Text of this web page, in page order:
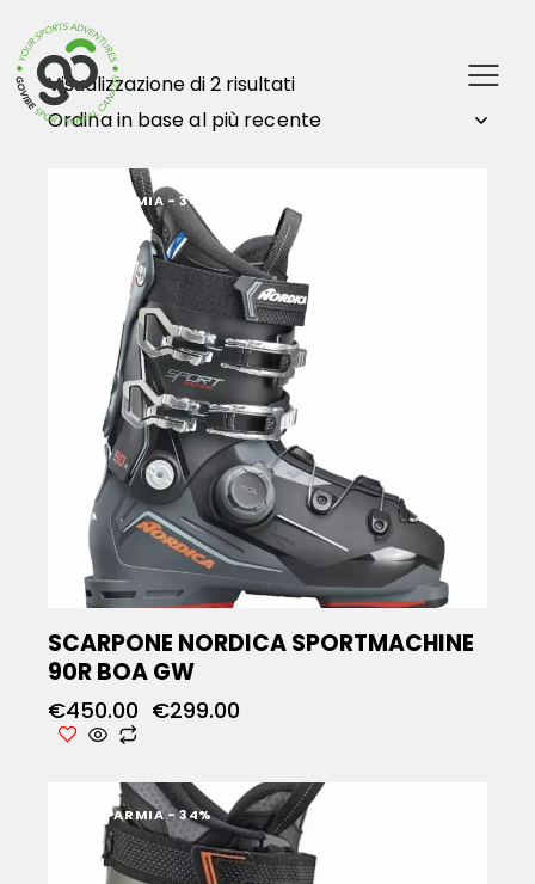
Visualizzazione di 2 risultati
RISPARMIA- 34%
SCARPONE NORDICA SPORTMACHINE
90R BOA GW
€450.00 €299.00
RISPARMIA- 34%